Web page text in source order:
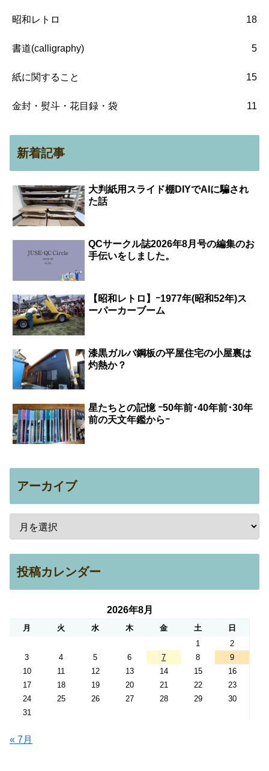
昭和レトロ 18
書道(calligraphy) 5
紙に関すること 15
金封・熨斗・花目録・袋 11
新着記事
大判紙用スライド棚DIYでAIに騙され
た話
QCサークル誌2026年8月号の編集のお
手伝いをしました。
【昭和レトロ】ｰ1977年(昭和52年)ス
ーパーカーブーム
漆黒ガルバ鋼板の平屋住宅の小屋裏は
灼熱か？
星たちとの記憶 ｰ50年前･40年前･30年
前の天文年鑑からｰ
アーカイブ
投稿カレンダー
2026年8月
月 火 水 木 金 土
日
1
2
3
4 5 6 7 8
9
10
11 12 13 14 15
16
17
18 19 20 21 22
23
24
25 26 27 28 29
30
31
« 7月